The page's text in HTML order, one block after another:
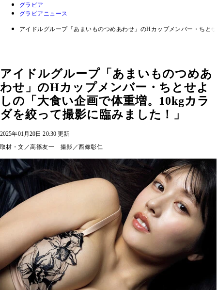
グラビア
グラビアニュース
アイドルグループ「あまいものつめあわせ」のHカップメンバー・ちと
アイドルグループ「あまいものつめあ
わせ」のHカップメンバー・ちとせよ
しの「大食い企画で体重増。10kgカラ
ダを絞って撮影に臨みました！」
2025年01月20日 20:30 更新
取材・文／高篠友一 撮影／西條彰仁